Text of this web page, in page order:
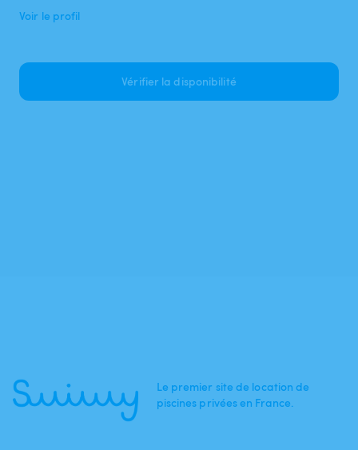
Voir le profil
Vérifier la disponibilité
Le premier site de location de
piscines privées en France.